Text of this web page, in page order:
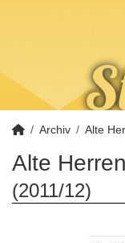
Archiv Alte
Alte
(2011/12)